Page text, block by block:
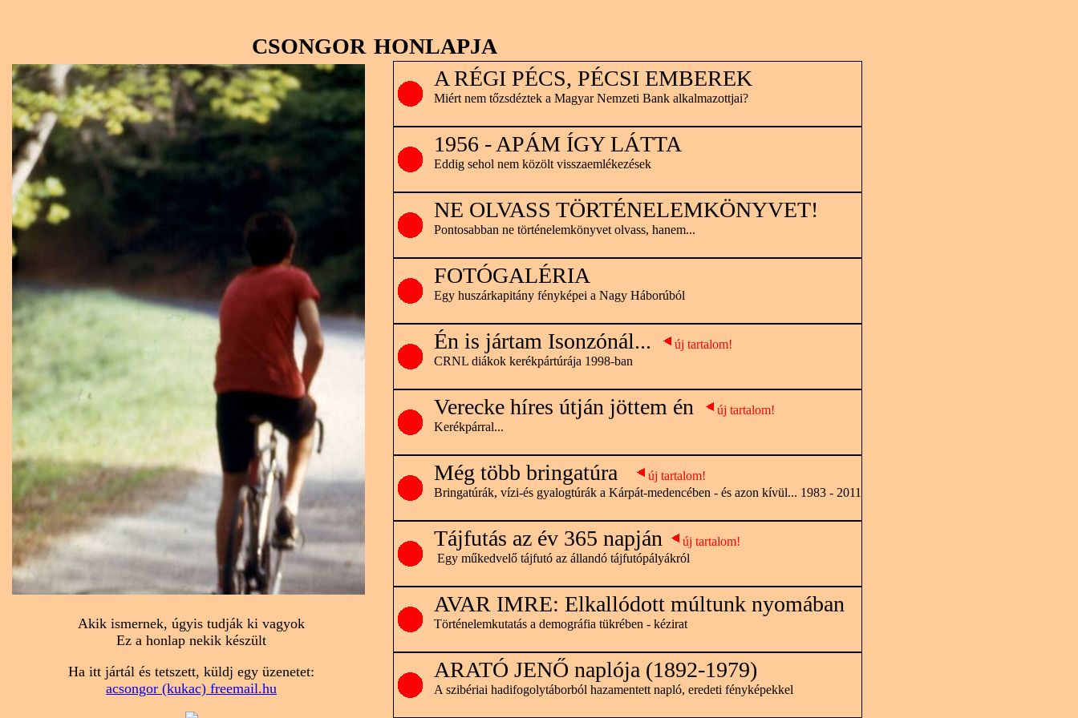
csongor honlapja
A RÉGI PÉCS, PÉCSI EMBEREK
Miért nem tőzsdéztek a Magyar Nemzeti Bank alkalmazottjai?
1956 - APÁM ÍGY LÁTTA
Eddig sehol nem közölt visszaemlékezések
NE OLVASS TÖRTÉNELEMKÖNYVET!
Pontosabban ne történelemkönyvet olvass, hanem...
FOTÓGALÉRIA
Egy huszárkapitány fényképei a Nagy Háborúból
Én is jártam Isonzónál...
új tartalom!
CRNL diákok kerékpártúrája 1998-ban
Verecke híres útján jöttem én
új tartalom!
Kerékpárral...
Még több bringatúra
új tartalom!
Bringatúrák, vízi-és gyalogtúrák a Kárpát-medencében - és azon kívül... 1983 - 2011
Tájfutás az év 365 napján
új tartalom!
Egy műkedvelő tájfutó az állandó tájfutópályákról
AVAR IMRE: Elkallódott múltunk nyomában
Történelemkutatás a demográfia tükrében - kézirat
ARATÓ JENŐ naplója (1892-1979)
A szibériai hadifogolytáborból hazamentett napló, eredeti fényképekkel
Akik ismernek, úgyis tudják ki vagyok
Ez a honlap nekik készült
Ha itt jártál és tetszett, küldj egy üzenetet:
acsongor (kukac) freemail.hu